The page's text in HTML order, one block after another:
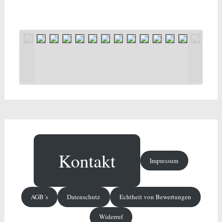
Kontakt Impressum
AGB´s Datenschutz Echtheit von Bewertungen
Widerruf